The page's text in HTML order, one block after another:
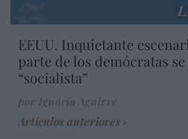
EEUU. Inquietante
parte de los demócratas
“socialista”
Artículos anteriores